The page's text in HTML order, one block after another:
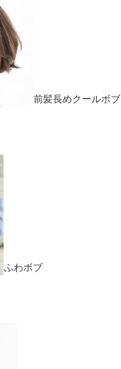
前髪長めクールボブ
ふわボブ